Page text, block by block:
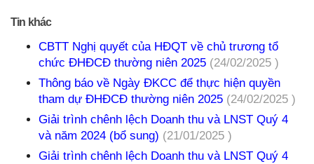
Tin khác
CBTT Nghị quyết của HĐQT về chủ trương tổ
chức ĐHĐCĐ thường niên 2025 (24/02/2025 )
Thông báo về Ngày ĐKCC để thực hiện quyền
tham dự ĐHĐCĐ thường niên 2025 (24/02/2025 )
Giải trình chênh lệch Doanh thu và LNST Quý 4
và năm 2024 (bổ sung) (21/01/2025 )
Giải trình chênh lệch Doanh thu và LNST Quý 4